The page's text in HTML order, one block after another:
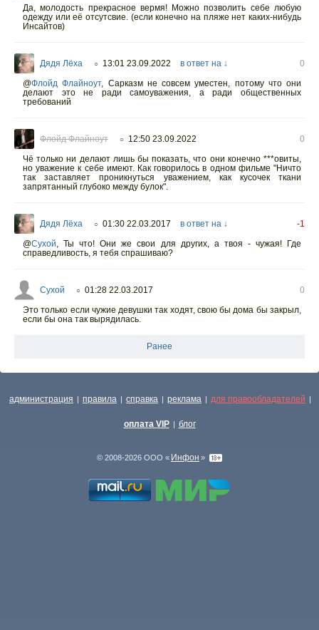
Да, молодость прекрасное вермя! Можно позволить себе любую
одежду или её отсутсвие. (если конечно на пляже нет каких-нибудь
Инсайтов)
Дядя Лёха ○ 13:01 23.09.2022 в ответ на ↓
0
@Флойд Флайноут,
Сарказм не совсем уместен, потому что они
делают это не ради самоуважения, а ради общественных
требований
Флойд Флайноут ○ 12:50 23.09.2022
0
Чë только ни делают лишь бы показать, что они конечно ***овиты,
но уважение к себе имеют. Как говорилось в одном фильме "Ничто
так заставляет проникнуться уважением, как кусочек ткани
запрятанный глубоко между булок".
Дядя Лёха ○ 01:30 22.03.2017 в ответ на ↓
-1
@Сухой ,Ты что! Они же свои для других, а твоя - чужая! Где
справедливость, я тебя спрашиваю?
Сухой ○ 01:28 22.03.2017
0
Это только если чужие девушки так ходят, свою бы дома бы закрыл,
если бы она так вырядилась.
Ранее
администрация | правила | справка | реклама | для правообладателей |
оплата VIP | блог
© 2008-2026 ООО « Инфон »